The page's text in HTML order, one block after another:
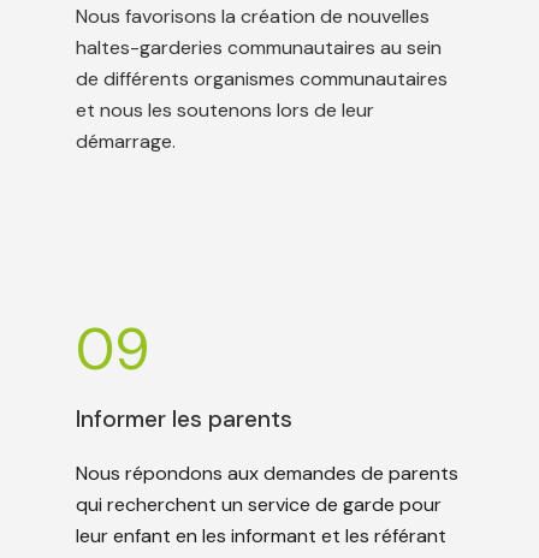
Nous favorisons la création de nouvelles
haltes-garderies communautaires au sein
de différents organismes communautaires
et nous les soutenons lors de leur
démarrage.
09
Informer les parents
Nous répondons aux demandes de parents
qui recherchent un service de garde pour
leur enfant en les informant et les référant